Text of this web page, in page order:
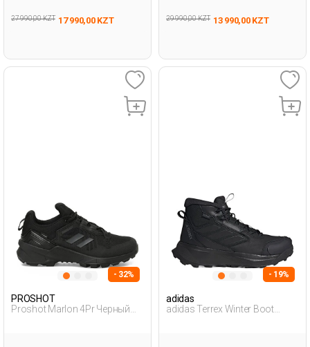
27 990,00 KZT 17 990,00 KZT 29 990,00 KZT 13 990,00 KZT
- 32%
PROSHOT
Proshot Marlon 4Pr Черный
- 19%
adidas
adidas Terrex Winter Boot